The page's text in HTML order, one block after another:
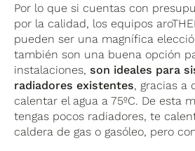
Por lo que si cuentas con
por la calidad, los equipos
pueden ser una magnífica
también son una buena opción
instalaciones,son ideales para
radiadores existentes, gracias a
calentar el agua a 75ºC. De esta
tengas pocos radiadores, te
caldera de gas o gasóleo, pero